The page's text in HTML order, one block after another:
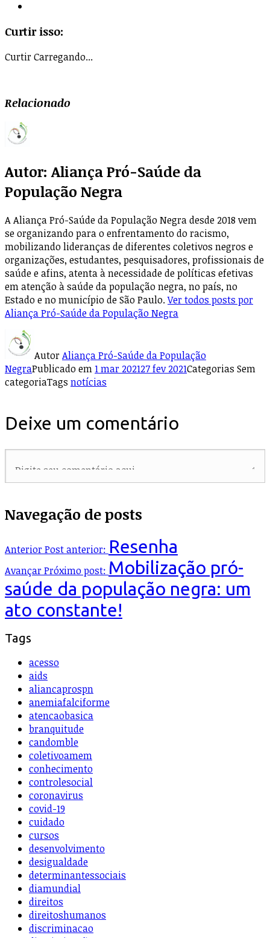
Curtir isso:
CurtirCarregando...
Relacionado
Autor: Aliança Pró-Saúde da
População Negra
A Aliança Pró-Saúde da População Negra desde 2018 vem
se organizando para o enfrentamento do racismo,
mobilizando lideranças de diferentes coletivos negros e
organizações, estudantes, pesquisadores, profissionais de
saúde e afins, atenta à necessidade de políticas efetivas
em atenção à saúde da população negra, no país, no
Estado e no município de São Paulo.Ver todos posts por
Aliança Pró-Saúde da População Negra
AutorAliança Pró-Saúde da População
NegraPublicado em1 mar 202127 fev 2021Categorias Sem
categoriaTags notícias
Deixe um comentário
Navegação de posts
AnteriorPost anterior: Resenha
AvançarPróximo post: Mobilização pró-
saúde da população negra: um
ato constante!
Tags
acesso
aids
aliancaprospn
anemiafalciforme
atencaobasica
branquitude
candomble
coletivoamem
conhecimento
controlesocial
coronavirus
covid-19
cuidado
cursos
desenvolvimento
desigualdade
determinantessociais
diamundial
direitos
direitoshumanos
discriminacao